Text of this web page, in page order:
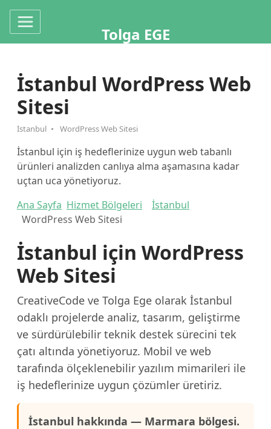
Tolga EGE
İstanbul WordPress Web
Sitesi
İstanbul WordPress Web Sitesi
İstanbul için iş hedeflerinize uygun web tabanlı
ürünleri analizden canlıya alma aşamasına kadar
uçtan uca yönetiyoruz.
Ana Sayfa Hizmet Bölgeleri
İstanbul
WordPress Web Sitesi
İstanbul için WordPress
Web Sitesi
CreativeCode ve Tolga Ege olarak İstanbul
odaklı projelerde analiz, tasarım, geliştirme
ve sürdürülebilir teknik destek sürecini tek
çatı altında yönetiyoruz. Mobil ve web
tarafında ölçeklenebilir yazılım mimarileri ile
iş hedeflerinize uygun çözümler üretiriz.
İstanbul hakkında — Marmara bölgesi.